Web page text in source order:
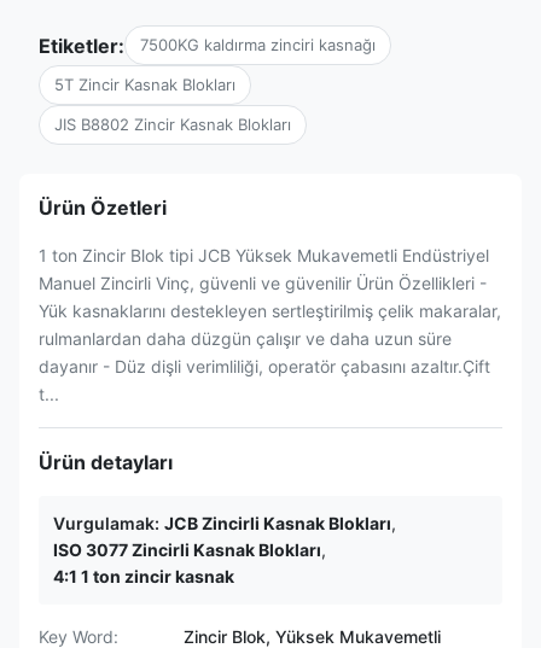
Etiketler: 7500KG kaldırma zinciri kasnağı
5T Zincir Kasnak Blokları
JIS B8802 Zincir Kasnak Blokları
Ürün Özetleri
1 ton Zincir Blok tipi JCB Yüksek Mukavemetli Endüstriyel
Manuel Zincirli Vinç, güvenli ve güvenilir Ürün Özellikleri -
Yük kasnaklarını destekleyen sertleştirilmiş çelik makaralar,
rulmanlardan daha düzgün çalışır ve daha uzun süre
dayanır - Düz dişli verimliliği, operatör çabasını azaltır.Çift
t...
Ürün detayları
Vurgulamak: JCB Zincirli Kasnak Blokları,
ISO 3077 Zincirli Kasnak Blokları,
4:1 1 ton zincir kasnak
Key Word:
Zincir Blok, Yüksek Mukavemetli